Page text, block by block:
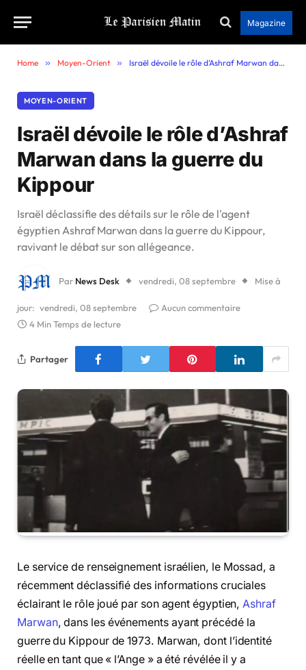
Magazine
Home » Moyen-Orient » Israël dévoile le rôle d’Ashraf Marwan dans la guerre du Kippour
MOYEN-ORIENT
Israël dévoile le rôle d’Ashraf
Marwan dans la guerre du
Kippour
Israël déclassifie des détails sur le rôle de l'agent
égyptien Ashraf Marwan dans la guerre du Kippour,
ravivant le débat sur son allégeance.
Par News Desk vendredi, 08 septembre Mise à
jour: vendredi, 08 septembre
Aucun commentaire
4 Min Temps de lecture
Partager
Le service de renseignement israélien, le Mossad, a
récemment déclassifié des informations cruciales
éclairant le rôle joué par son agent égyptien,Ashraf
Marwan, dans les événements ayant précédé la
guerre du Kippour de 1973. Marwan, dont l’identité
réelle en tant que « l’Ange » a été révélée il y a